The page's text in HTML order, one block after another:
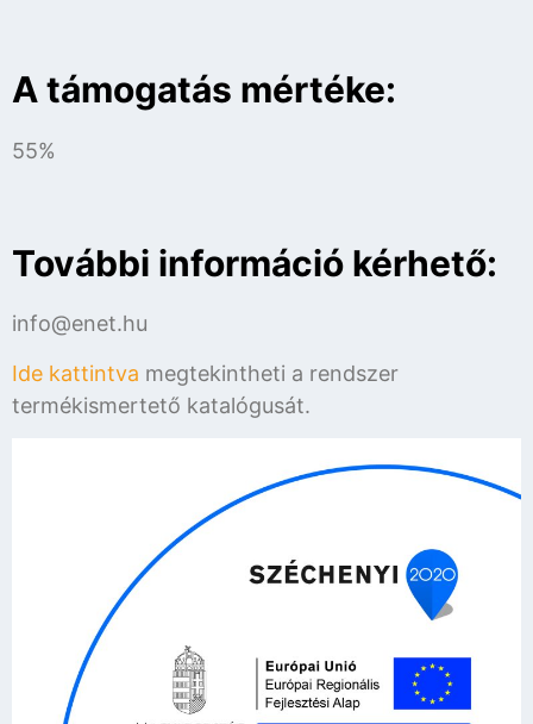
A támogatás mértéke:
55%
További információ kérhető:
info@enet.hu
Ide kattintva megtekintheti a rendszer
termékismertető katalógusát.